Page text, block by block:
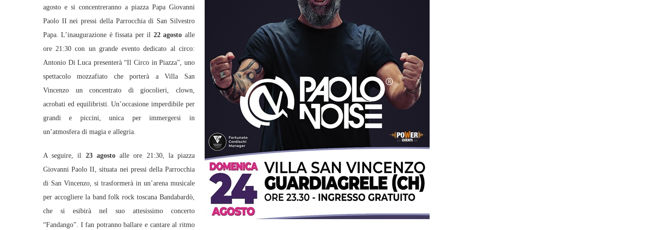
agosto e si concentreranno a piazza Papa Giovanni
Paolo II nei pressi della Parrocchia di San Silvestro
Papa. L’inaugurazione è fissata per il 22 agosto alle
ore 21:30 con un grande evento dedicato al circo:
Antonio Di Luca presenterà “Il Circo in Piazza”, uno
spettacolo mozzafiato che porterà a Villa San
Vincenzo un concentrato di giocolieri, clown,
acrobati ed equilibristi. Un’occasione imperdibile per
grandi e piccini, unica per immergersi in
un’atmosfera di magia e allegria.
A seguire, il 23 agostoalle ore 21:30, la piazza
Giovanni Paolo II, situata nei pressi della Parrocchia
di San Vincenzo, si trasformerà in un’arena musicale
per accogliere la band folk rock toscana Bandabardò,
che si esibirà nel suo attesissimo concerto
“Fandango”. I fan potranno ballare e cantare al ritmo